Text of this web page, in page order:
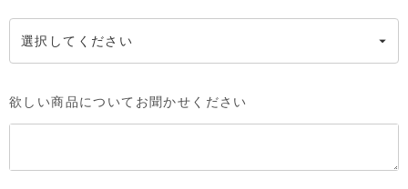
欲しい商品についてお聞かせください